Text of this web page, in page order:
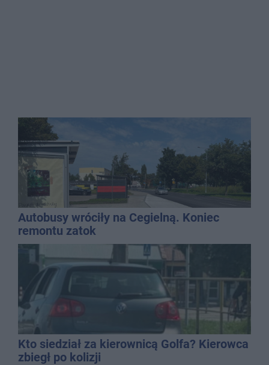
Autobusy wróciły na Cegielną. Koniec
remontu zatok
Kto siedział za kierownicą Golfa? Kierowca
zbiegł po kolizji